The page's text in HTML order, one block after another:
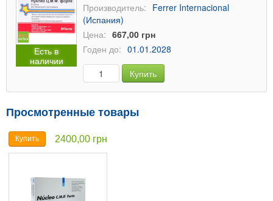
Есть в
наличии
Производитель: Ferrer Internacional
(Испания)
Цена: 667,00 грн
Годен до: 01.01.2028
Купить
Просмотренные товары
Купить 2400,00 грн